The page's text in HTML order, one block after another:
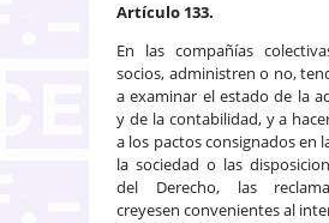
Artículo 133.
En las compañías
socios, administren o no,
a examinar el estado de la
y de la contabilidad, y a
a los pactos consignados en
la sociedad o las
del Derecho, las
creyesen convenientes al